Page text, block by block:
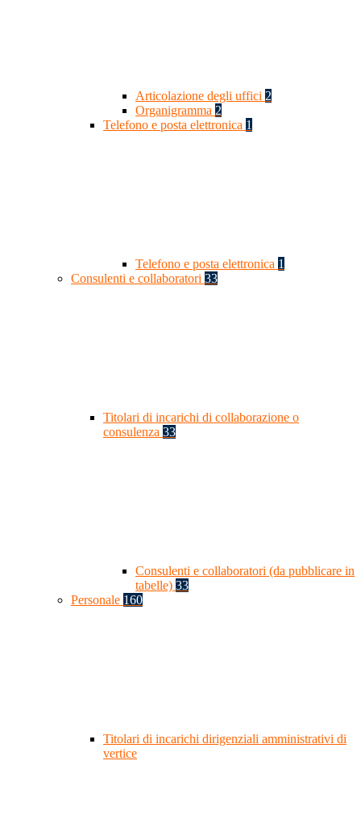
Articolazione degli uffici 2
Organigramma 2
Telefono e posta elettronica 1
Telefono e posta elettronica 1
Consulenti e collaboratori 33
Titolari di incarichi di collaborazione o
consulenza 33
Consulenti e collaboratori (da pubblicare in
tabelle) 33
Personale 160
Titolari di incarichi dirigenziali amministrativi di
vertice